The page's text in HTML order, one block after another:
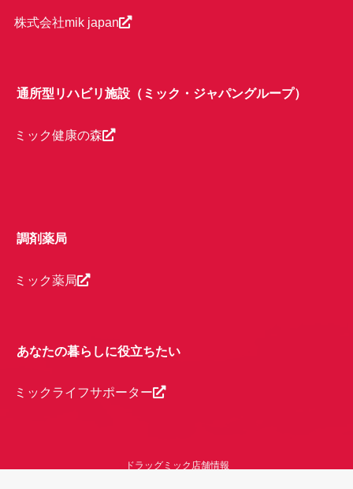
株式会社mik japan
通所型リハビリ施設（ミック・ジャパングループ）
ミック健康の森
調剤薬局
ミック薬局
あなたの暮らしに役立ちたい
ミックライフサポーター
ドラッグミック店舗情報